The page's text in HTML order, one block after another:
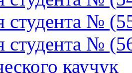
студента №
студента №
каучук